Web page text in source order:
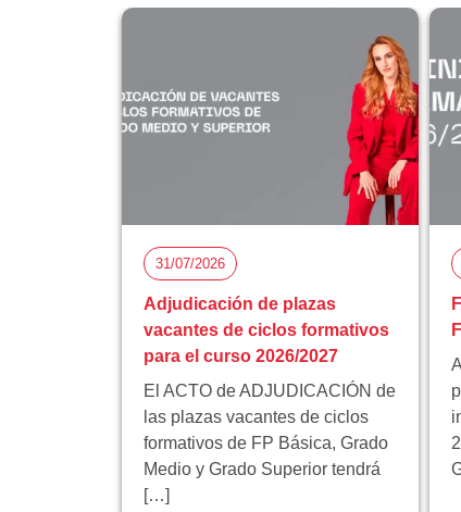
31/07/2026
Adjudicación de plazas
vacantes de ciclos formativos
para el curso 2026/2027
El ACTO de ADJUDICACIÓN de
las plazas vacantes de ciclos
formativos de FP Básica, Grado
Medio y Grado Superior tendrá
[…]